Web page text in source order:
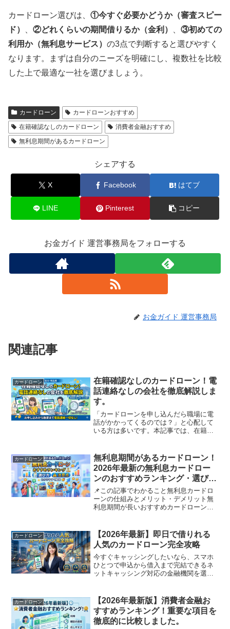
カードローン選びは、 ①今すぐ必要かどうか（審査スピー
ド）
②どれくらいの期間借りるか（金利）
③初めての
利用か（無利息サービス） の3点で判断すると選びやすく
なります。まずは自分のニーズを明確にし、複数社を比較
した上で最適な一社を選びましょう。
カードローン
カードローンおすすめ
在籍確認なしのカードローン
消費者金融おすすめ
無利息期間があるカードローン
シェアする
X Facebook はてブ
LINE Pinterest コピー
お金ガイド 運営事務局をフォローする
お金ガイド 運営事務局
関連記事
カードローン
在籍確認なしのカードローン！電
話連絡なしの会社を徹底解説しま
す。
「カードローンを申し込んだら職場に電
話がかかってくるのでは？」と心配して
いる方は多いです。本記事では、在籍確
を、2026年最新情報でわかりやすく解説
します。📌この記事で...
カードローン
無利息期間があるカードローン！
2026年最新の無利息カードロー
ンのおすすめランキング・選び
方・注意点をわかりやすく解説し
ます。
📌この記事でわかること無利息カードロ
ーンの仕組みとメリット・デメリット無
利息期間が長いおすすめカードローンラ
意：本記事の情報は2026年5月時点のもの
です。金利・無利息...
カードローン
【2026年最新】即日で借りれる
人気のカードローン完全攻略
今すぐキャッシングしたいなら、スマホ
ひとつで申込から借入まで完結できるネ
ットキャッシング対応の金融機関を選ぶ
ド・銀行カードローンを網羅的にランキ
ング形式でご紹介します。📌...
カードローン
【2026年最新版】消費者金融お
すすめランキング！重要な項目を
徹底的に比較しました。